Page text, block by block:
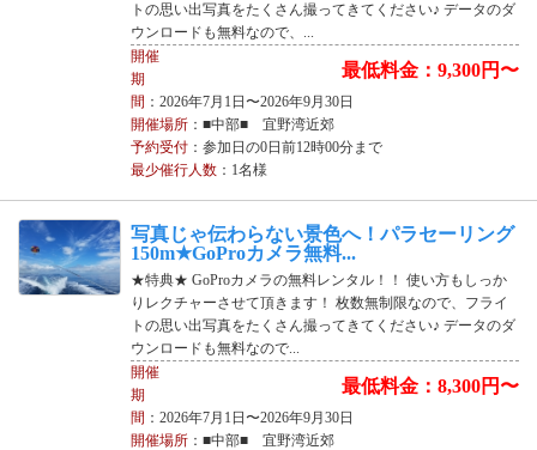
トの思い出写真をたくさん撮ってきてください♪ データのダ
ウンロードも無料なので、...
最低料金：9,300円〜
開催
期
間 ：2026年7月1日〜2026年9月30日
開催場所：■中部■ 宜野湾近郊
予約受付：参加日の0日前12時00分まで
最少催行人数：1名様
写真じゃ伝わらない景色へ！パラセーリング
150m★GoProカメラ無料...
★特典★ GoProカメラの無料レンタル！！ 使い方もしっか
りレクチャーさせて頂きます！ 枚数無制限なので、フライ
トの思い出写真をたくさん撮ってきてください♪ データのダ
ウンロードも無料なので...
最低料金：8,300円〜
開催
期
間 ：2026年7月1日〜2026年9月30日
開催場所：■中部■ 宜野湾近郊